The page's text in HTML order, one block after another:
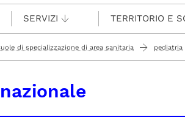
SERVIZI TERRITORIO E
di specializzazione di area sanitaria pediatria